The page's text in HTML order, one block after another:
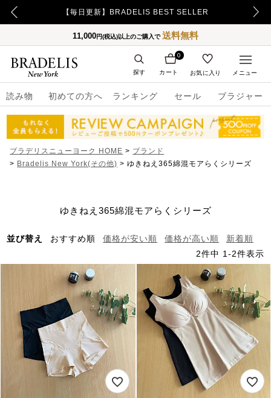
【毎日更新】BRADELIS BEST SELLER
11,000円(税込)以上のご購入で送料無料
読み物 初めての方へ ランキング セール ブラジャー
カート
0
お気に入り
探す メニュー
ブラデリスニューヨーク HOME
ブランド
Bradelis New York(その他)
ゆきねえ365綿混モアらくシリーズ
ゆきねえ365綿混モアらくシリーズ
並び替え おすすめ順 価格が安い順 価格が高い順
新着順
2件中 1 -2件表示